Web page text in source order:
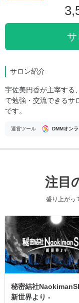
サロン紹介
宇佐美円香が主宰する
で勉強・交流できるサ
です。
運営ツール DMMオン
注目
盛り上がっ
秘密結社
新世界より -